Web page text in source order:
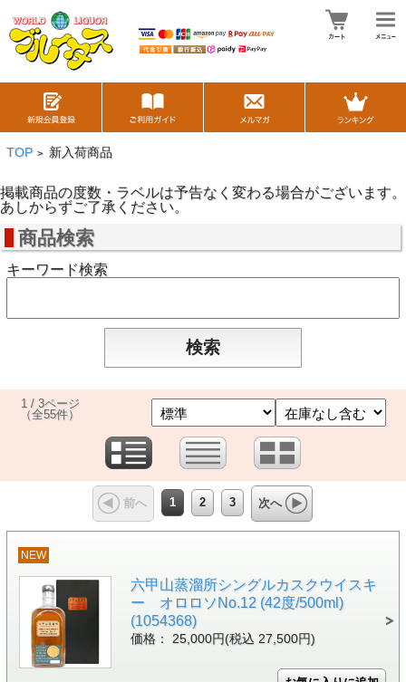
TOP > 新入荷商品
掲載商品の度数・ラベルは予告なく変わる場合がございます。
あしからずご了承ください。
商品検索
キーワード検索
1 / 3ページ
（全55件）
前へ 1 2 3 次へ
NEW
六甲山蒸溜所シングルカスクウイスキ
ー オロロソNo.12 (42度/500ml)
(1054368)
価格： 25,000円(税込 27,500円)